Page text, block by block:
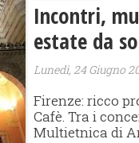
Incontri,
estate da
Lunedì, 24 Giugno
Firenze: ricco
Cafè. Tra i
Multietnica di